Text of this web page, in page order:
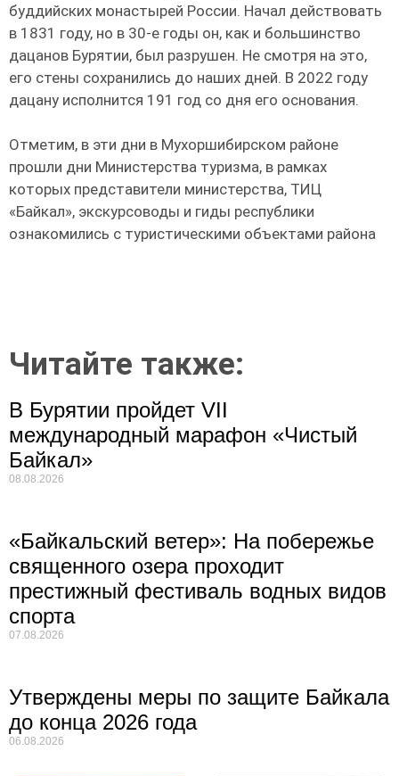
буддийских монастырей России. Начал действовать
в 1831 году, но в 30-е годы он, как и большинство
дацанов Бурятии, был разрушен. Не смотря на это,
его стены сохранились до наших дней. В 2022 году
дацану исполнится 191 год со дня его основания.
Отметим, в эти дни в Мухоршибирском районе
прошли дни Министерства туризма, в рамках
которых представители министерства, ТИЦ
«Байкал», экскурсоводы и гиды республики
ознакомились с туристическими объектами района
Читайте также:
В Бурятии пройдет VII
международный марафон «Чистый
Байкал»
08.08.2026
«Байкальский ветер»: На побережье
священного озера проходит
престижный фестиваль водных видов
спорта
07.08.2026
Утверждены меры по защите Байкала
до конца 2026 года
06.08.2026